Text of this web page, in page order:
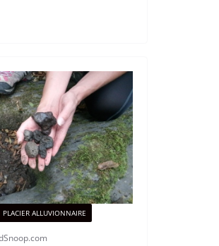
PLACIER ALLUVIONNAIRE